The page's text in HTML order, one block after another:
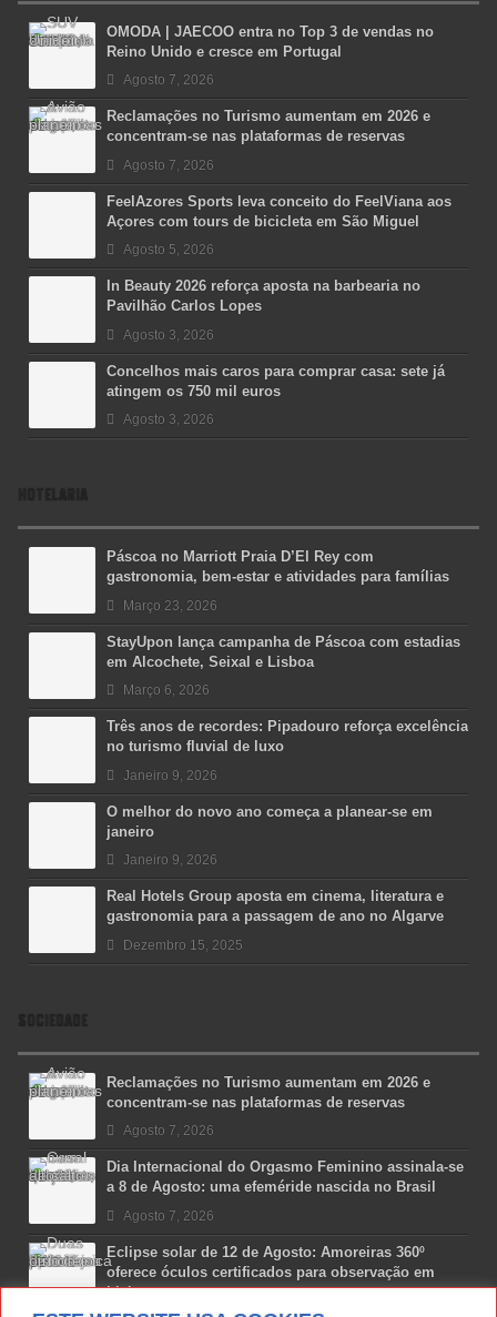
OMODA | JAECOO entra no Top 3 de vendas no
Reino Unido e cresce em Portugal
Agosto 7, 2026
Reclamações no Turismo aumentam em 2026 e
concentram-se nas plataformas de reservas
Agosto 7, 2026
FeelAzores Sports leva conceito do FeelViana aos
Açores com tours de bicicleta em São Miguel
Agosto 5, 2026
In Beauty 2026 reforça aposta na barbearia no
Pavilhão Carlos Lopes
Agosto 3, 2026
Concelhos mais caros para comprar casa: sete já
atingem os 750 mil euros
Agosto 3, 2026
HOTELARIA
Páscoa no Marriott Praia D’El Rey com
gastronomia, bem-estar e atividades para famílias
Março 23, 2026
StayUpon lança campanha de Páscoa com estadias
em Alcochete, Seixal e Lisboa
Março 6, 2026
Três anos de recordes: Pipadouro reforça excelência
no turismo fluvial de luxo
Janeiro 9, 2026
O melhor do novo ano começa a planear-se em
janeiro
Janeiro 9, 2026
Real Hotels Group aposta em cinema, literatura e
gastronomia para a passagem de ano no Algarve
Dezembro 15, 2025
SOCIEDADE
Reclamações no Turismo aumentam em 2026 e
concentram-se nas plataformas de reservas
Agosto 7, 2026
Dia Internacional do Orgasmo Feminino assinala-se
a 8 de Agosto: uma efeméride nascida no Brasil
Agosto 7, 2026
Eclipse solar de 12 de Agosto: Amoreiras 360º
oferece óculos certificados para observação em
Lisboa